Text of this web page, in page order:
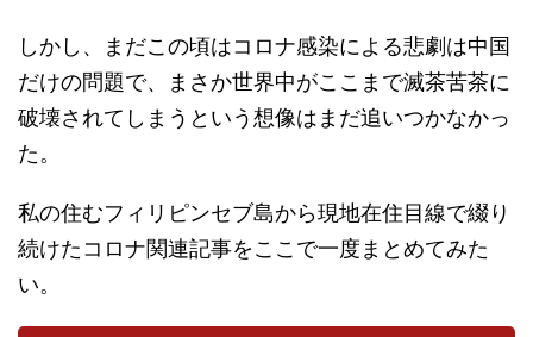
しかし、まだこの頃はコロナ感染による悲劇は中国
だけの問題で、まさか世界中がここまで滅茶苦茶に
破壊されてしまうという想像はまだ追いつかなかっ
た。
私の住むフィリピンセブ島から現地在住目線で綴り
続けたコロナ関連記事をここで一度まとめてみた
い。